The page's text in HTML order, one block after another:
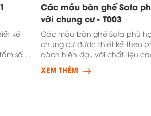
kế
sấy,
Các mẫu bàn ghế Sofa
với chung cư - T003
Các mẫu bàn ghế Sofa phù
chung cư được thiết kế theo
cách hiện đại, với chất liệu
nhập khẩu ch&iacut
XEM THÊM